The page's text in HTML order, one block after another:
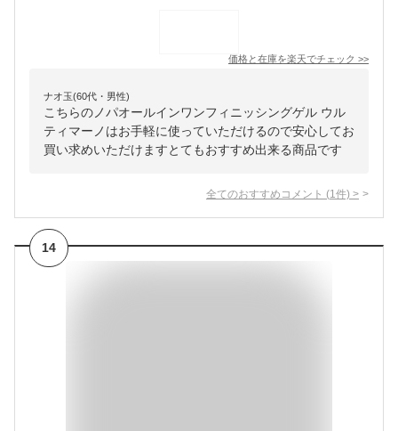
価格と在庫を楽天でチェック >>
ナオ玉(60代・男性)
こちらのノパオールインワンフィニッシングゲル ウル
ティマーノはお手軽に使っていただけるので安心してお
買い求めいただけますとてもおすすめ出来る商品です
全てのおすすめコメント (1 件) >
14